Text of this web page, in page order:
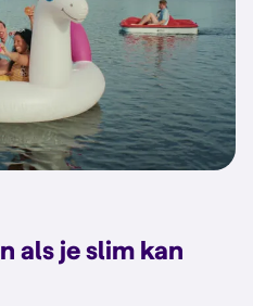
als je slim kan